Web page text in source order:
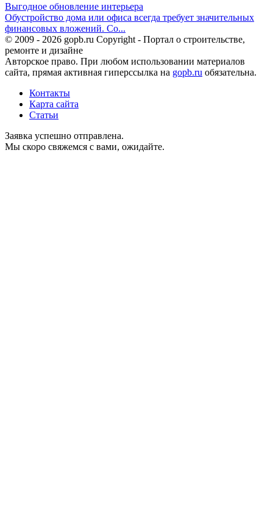
Выгодное обновление интерьера
Обустройство дома или офиса всегда требует значительных
финансовых вложений. Со...
© 2009 - 2026 gopb.ru Copyright - Портал о строительстве,
ремонте и дизайне
Авторское право. При любом использовании материалов
сайта, прямая активная гиперссылка на gopb.ru обязательна.
Контакты
Карта сайта
Статьи
Заявка успешно отправлена.
Мы скоро свяжемся с вами, ожидайте.